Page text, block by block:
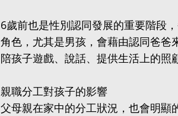
6歲前也是性別認同發展的重要階段
角色，尤其是男孩，會藉由認同爸爸
陪孩子遊戲、說話、提供生活上的照顧
親職分工對孩子的影響
父母親在家中的分工狀況，也會明顯